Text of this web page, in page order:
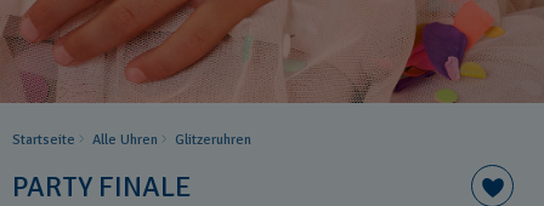
Startseite Alle Uhren Glitzeruhren
PARTY FINALE